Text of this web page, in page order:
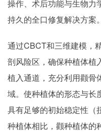
操作、术后功能与生物力
持久的全口修复解决方案。
通过CBCT和三维建模，
剖风险区，确保种植体植
植入通道，充分利用颧骨
域。使种植体的形态与长
具有足够的初始稳定性（
种植体相比，颧种植体的